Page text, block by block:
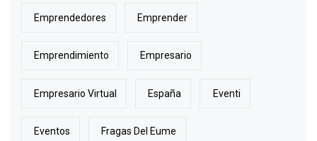
Emprendedores Emprender
Emprendimiento Empresario
Empresario Virtual España Eventi
Eventos Fragas Del Eume